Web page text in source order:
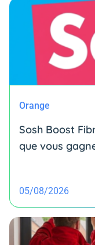
Orange
Sosh Boost
que vous
05/08/2026